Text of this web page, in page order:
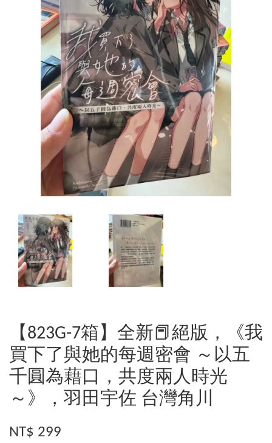
【823G-7箱】全新📕絕版，《我
買下了與她的每週密會 ～以五
千圓為藉口，共度兩人時光
～》，羽田宇佐 台灣角川
NT$ 299